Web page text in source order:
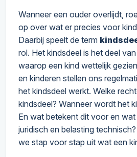
Wanneer een ouder overlijdt,
op over wat er precies voor
Daarbij speelt de term
rol. Het kindsdeel is het deel
waarop een kind wettelijk
en kinderen stellen ons
het kindsdeel werkt. Welke
kindsdeel? Wanneer wordt het
En wat betekent dit voor en
juridisch en belasting
we stap voor stap uit wat een